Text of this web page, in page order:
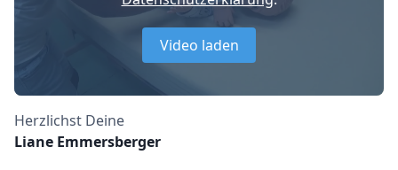
Video laden
Herzlichst Deine
Liane Emmersberger